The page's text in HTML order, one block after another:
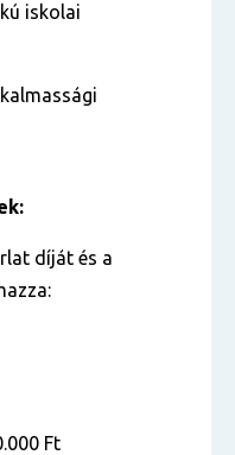
iskolai
díját és a
Ft